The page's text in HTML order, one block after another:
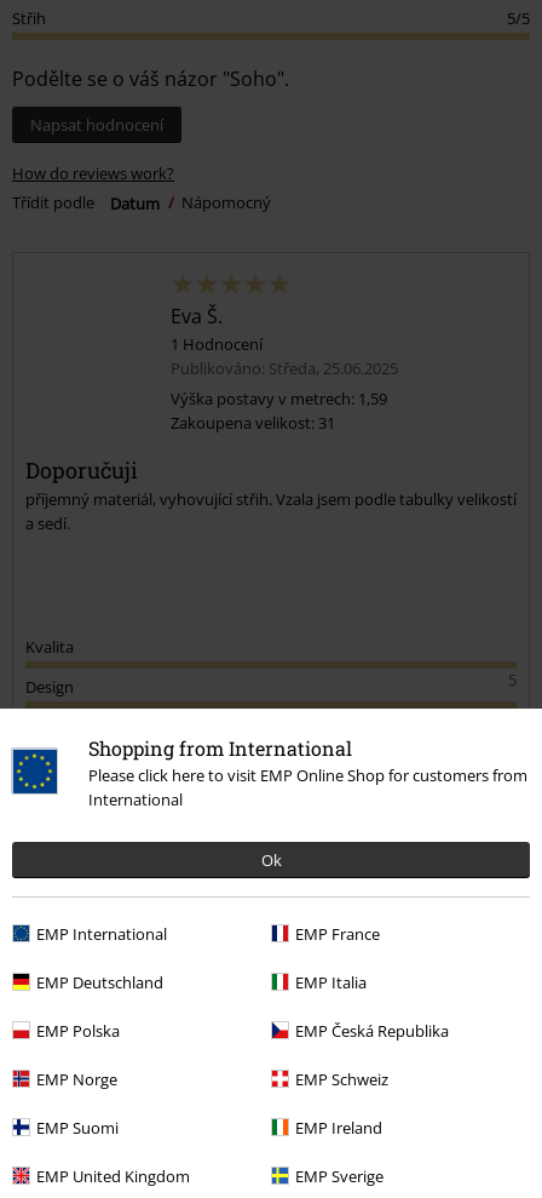
Shopping from International
Please click here to visit EMP Online Shop for customers from
International
Ok
EMP International EMP France
EMP Deutschland EMP Italia
EMP Polska EMP Česká Republika
EMP Norge EMP Schweiz
EMP Suomi EMP Ireland
EMP United Kingdom EMP Sverige
Střih 5/5
Podělte se o váš názor "Soho".
Napsat hodnocení
How do reviews work?
Třídit podle
Datum Nápomocný
Eva Š.
1 Hodnocení
Publikováno: Středa, 25.06.2025
Výška postavy v metrech: 1,59
Zakoupena velikost: 31
Doporučuji
příjemný materiál, vyhovující střih. Vzala jsem podle tabulky velikostí
a sedí.
Kvalita
5
Design
Ověřená recenze
Pomohlo Vám toto hodnocení?
Publikováno: Čtvrtek, 22.04.2021
Výška postavy v metrech: 1,68
Zakoupena velikost: 27